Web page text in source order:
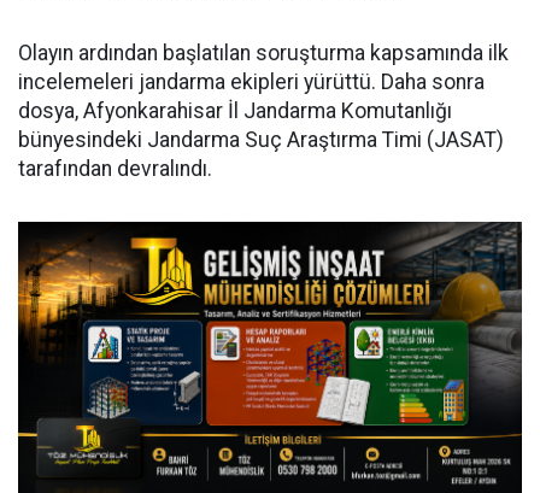
Olayın ardından başlatılan soruşturma kapsamında ilk
incelemeleri jandarma ekipleri yürüttü. Daha sonra
dosya, Afyonkarahisar İl Jandarma Komutanlığı
bünyesindeki Jandarma Suç Araştırma Timi (JASAT)
tarafından devralındı.